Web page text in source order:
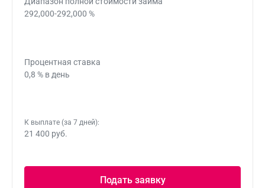
292,000-292,000 %
Процентная ставка
0,8 % в день
К выплате (за 7 дней):
21 400 руб.
Подать заявку